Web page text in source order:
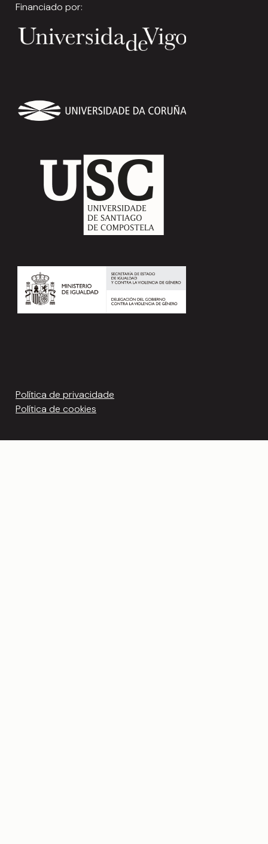
Financiado por:
Política de privacidade
Política de cookies